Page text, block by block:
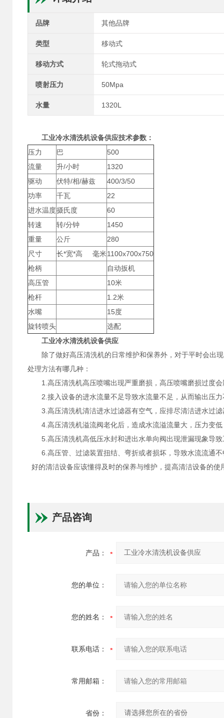
品牌 其他品牌
类型 移动式
移动方式 轮式拖动式
喷射压力 50Mpa
水量 1320L
工业冷水清洗机设备供应技术参数：
压力
巴
500
流量
升/小时
1320
驱动
伏特/相/赫兹
400/3/50
功率
千瓦
22
进水温度摄氏度
60
转速
转/分钟
1450
重量
公斤
280
尺寸
长*宽*高 毫米1100x700x750
枪柄
自动扳机
高压管
10米
枪杆
1.2米
水嘴
15度
旋转喷头
选配
工业冷水清洗机设备供应
除了做好高压清洗机的日常维护和保养外，对于平时会出现
处理方法有哪几种：
1.高压清洗机高压喷嘴出现严重磨损，高压喷嘴磨损过度会
2.接入设备的进水流量不足导致水流量不足，从而输出压力
3.高压清洗机清洁进水过滤器有空气，应排尽清洁进水过滤
4.高压清洗机溢流阀老化后，造成水流溢流量大，压力变低
5.高压清洗机高低压水封和进出水单向阀出现泄漏现象导致
6.高压管、过滤装置扭结、弯折或者损坏，导致水流流通不
好的清洁设备应该懂得及时的保养与维护，提高清洁设备的使
产品咨询
产品：
您的单位：
您的姓名：
联系电话：
常用邮箱：
省份：